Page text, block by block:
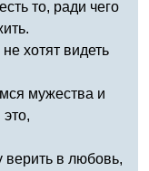
то, ради чего
хотят видеть
мужества и
верить в любовь,